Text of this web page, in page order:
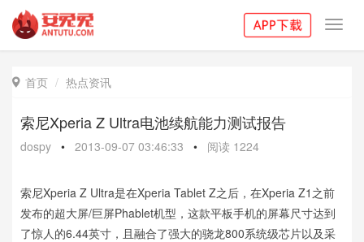
 首页 热点资讯
索尼Xperia Z Ultra电池续航能力测试报告
dospy • 2013-09-07 03:46:33 • 阅读 1224
索尼Xperia Z Ultra是在Xperia Tablet Z之后，在Xperia Z1之前
发布的超大屏/巨屏Phablet机型，这款平板手机的屏幕尺寸达到
了惊人的6.44英寸，且融合了强大的骁龙800系统级芯片以及采